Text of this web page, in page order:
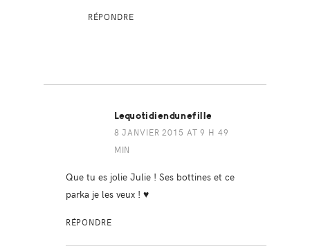
RÉPONDRE
Lequotidiendunefille
8 JANVIER 2015 AT 9 H 49
MIN
Que tu es jolie Julie ! Ses bottines et ce
parka je les veux ! ♥
RÉPONDRE